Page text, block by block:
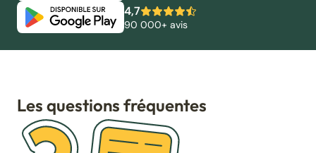
4,7
90 000+ avis
Les questions fréquentes